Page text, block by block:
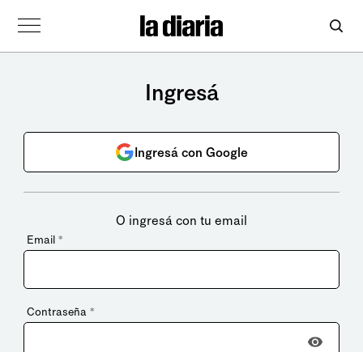
Ingresá
Ingresá con Google
O ingresá con tu email
Email *
Contraseña *